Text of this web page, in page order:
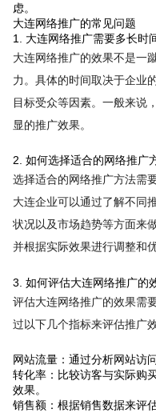
虑。
大连网络推广的常见问题
1. 大连网络推广需要多长时
大连网络推广的效果不是一
力。具体的时间取决于企业
目标受众等因素。一般来说
显的推广效果。
2. 如何选择适合的网络推广
选择适合的网络推广方法需
大连企业可以通过了解不同
状况以及市场趋势等方面来
并根据实际效果进行调整和优
3. 如何评估大连网络推广的
评估大连网络推广的效果需
过以下几个指标来评估推广
网站流量：通过分析网站访
转化率：比较访客与实际购
效果。
销售额：根据销售数据来评